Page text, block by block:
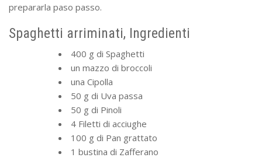
prepararla paso passo.
Spaghetti arriminati, Ingredienti
400 g di Spaghetti
un mazzo di broccoli
una Cipolla
50 g di Uva passa
50 g di Pinoli
4 Filetti di acciughe
100 g di Pan grattato
1 bustina di Zafferano